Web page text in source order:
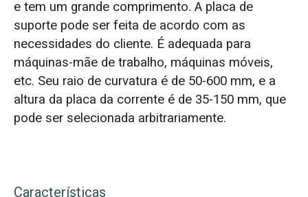
e tem um grande comprimento. A placa de
suporte pode ser feita de acordo com as
necessidades do cliente. É adequada para
máquinas-mãe de trabalho, máquinas móveis,
etc. Seu raio de curvatura é de 50-600 mm, e a
altura da placa da corrente é de 35-150 mm, que
pode ser selecionada arbitrariamente.
Características